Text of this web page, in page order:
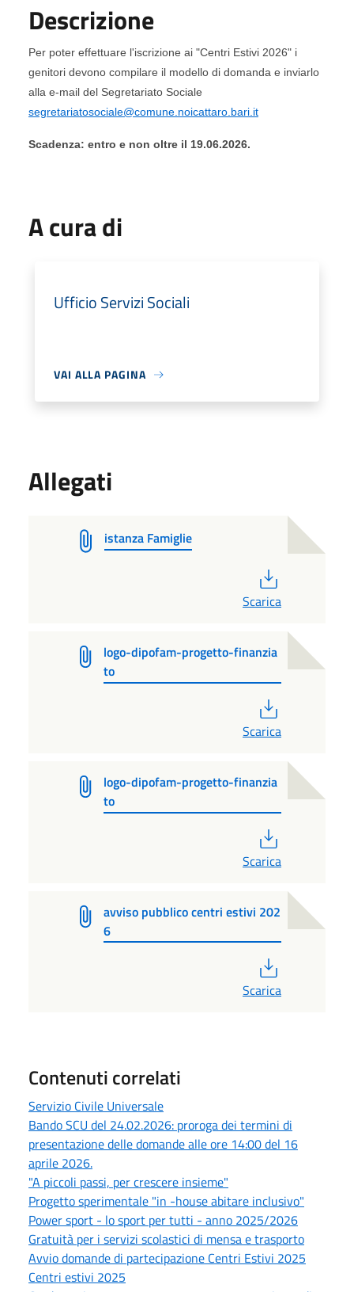
Descrizione
Per poter effettuare l'iscrizione ai "Centri Estivi 2026" i
genitori devono compilare il modello di domanda e inviarlo
alla e-mail del Segretariato Sociale
segretariatosociale@comune.noicattaro.bari.it
Scadenza: entro e non oltre il 19.06.2026.
A cura di
Ufficio Servizi Sociali
VAI ALLA PAGINA
Allegati
istanza Famiglie
Scarica
logo-dipofam-progetto-finanzia
to
Scarica
logo-dipofam-progetto-finanzia
to
Scarica
avviso pubblico centri estivi 202
6
Scarica
Contenuti correlati
Servizio Civile Universale
Bando SCU del 24.02.2026: proroga dei termini di
presentazione delle domande alle ore 14:00 del 16
aprile 2026.
"A piccoli passi, per crescere insieme"
Progetto sperimentale "in -house abitare inclusivo"
Power sport - lo sport per tutti - anno 2025/2026
Gratuità per i servizi scolastici di mensa e trasporto
Avvio domande di partecipazione Centri Estivi 2025
Centri estivi 2025